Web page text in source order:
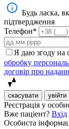
Будь ласка,
підтвердження
Телефон*
Я даю згоду на
обробку
договір про
скасувати увійти
Реєстрація у
Вже паціент? Вхід
Особиста